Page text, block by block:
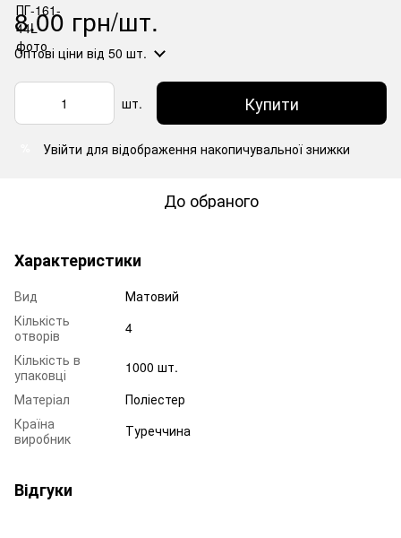
8.00 грн/шт.
Оптові ціни від 50 шт.
шт. Купити
Увійти для відображення накопичувальної знижки
До обраного
Характеристики
Вид
Матовий
Кількість
отворів
4
Кількість в
упаковці
1000 шт.
Матеріал
Поліестер
Країна
виробник
Туреччина
Відгуки